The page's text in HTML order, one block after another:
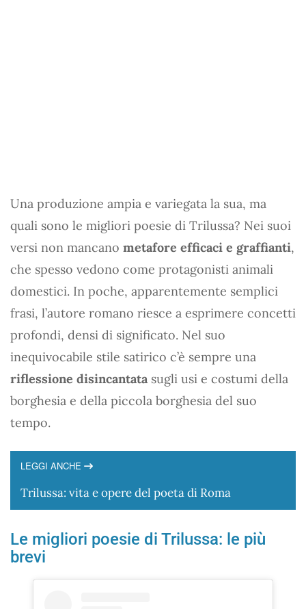
Una produzione ampia e variegata la sua, ma
quali sono le migliori poesie di Trilussa? Nei suoi
versi non mancano metafore efficaci e graffianti,
che spesso vedono come protagonisti animali
domestici. In poche, apparentemente semplici
frasi, l’autore romano riesce a esprimere concetti
profondi, densi di significato. Nel suo
inequivocabile stile satirico c’è sempre una
riflessione disincantata sugli usi e costumi della
borghesia e della piccola borghesia del suo
tempo.
LEGGI ANCHE
Trilussa: vita e opere del poeta di Roma
Le migliori poesie di Trilussa: le più
brevi